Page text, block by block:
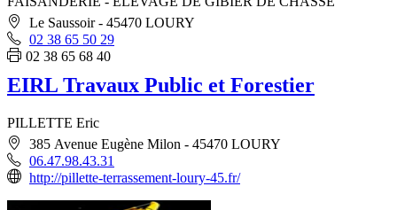
Le Saussoir - 45470 LOURY
02 38 65 50 29
02 38 65 68 40
EIRL Travaux Public et Forestier
PILLETTE Eric
385 Avenue Eugène Milon - 45470 LOURY
06.47.98.43.31
http://pillette-terrassement-loury-45.fr/